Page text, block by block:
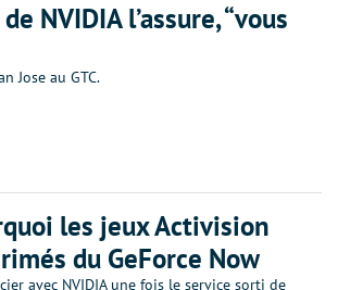
NVIDIA l’assure, “vous
Jose au GTC.
les jeux Activision
du GeForce Now
avec NVIDIA une fois le service sorti de